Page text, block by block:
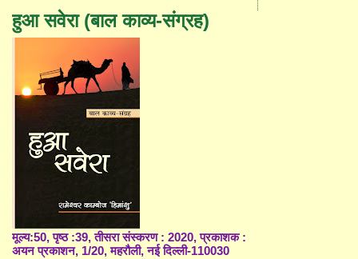
हुआ सवेरा (बाल काव्य-संग्रह)
मूल्य:50, पृष्ठ :39, तीसरा संस्करण : 2020, प्रकाशक :
अयन प्रकाशन, 1/20, महरौली, नई दिल्ली-110030